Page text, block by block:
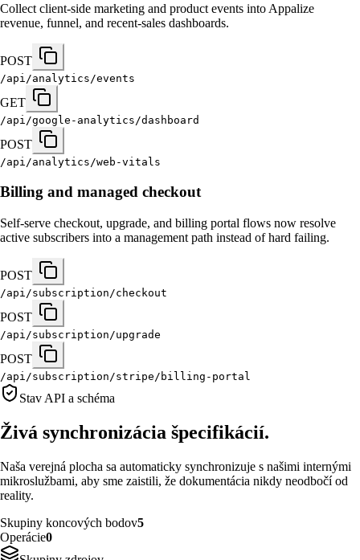
Collect client-side marketing and product events into Appalize
revenue, funnel, and recent-sales dashboards.
POST
/api/analytics/events
GET
/api/google-analytics/dashboard
POST
/api/analytics/web-vitals
Billing and managed checkout
Self-serve checkout, upgrade, and billing portal flows now resolve
active subscribers into a management path instead of hard failing.
POST
/api/subscription/checkout
POST
/api/subscription/upgrade
POST
/api/subscription/stripe/billing-portal
Stav API a schéma
Živá synchronizácia špecifikácií.
Naša verejná plocha sa automaticky synchronizuje s našimi internými
mikroslužbami, aby sme zaistili, že dokumentácia nikdy neodbočí od
reality.
Skupiny koncových bodov5
Operácie0